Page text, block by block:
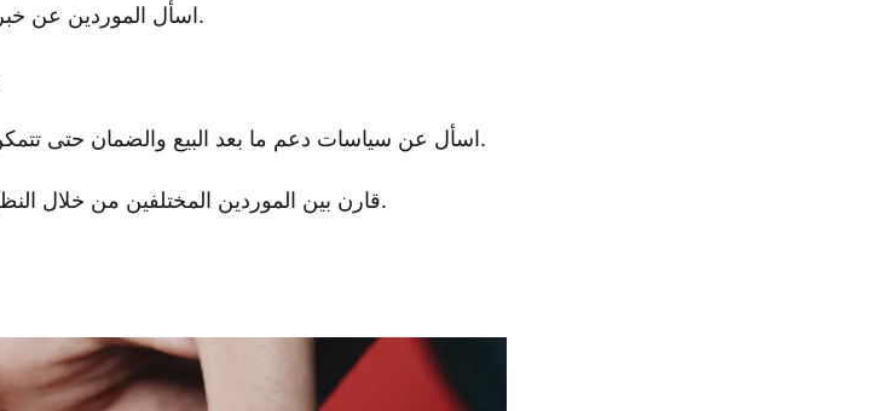
اسأل الموردين عن خبراتهم ومشاريعهم السابقة لمعرفة ما إذا كان بإمكانهم تلبية احتياجاتك.
اسأل عن سياسات دعم ما بعد البيع والضمان حتى تتمكن من حماية أموالك والحصول على المساعدة إذا كنت في حاجة إليها.
قارن بين الموردين المختلفين من خلال النظر إلى جودة المنتج والسعر والدعم للعثور على أفضل مورد لمزرعتك.